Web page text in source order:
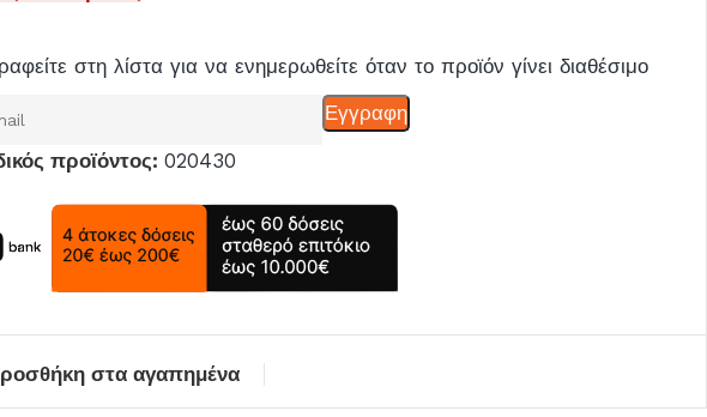
στη λίστα για να ενημερωθείτε όταν το προϊόν γίνει διαθέσιμο
Εγγραφη
προϊόντος: 020430
στα αγαπημένα